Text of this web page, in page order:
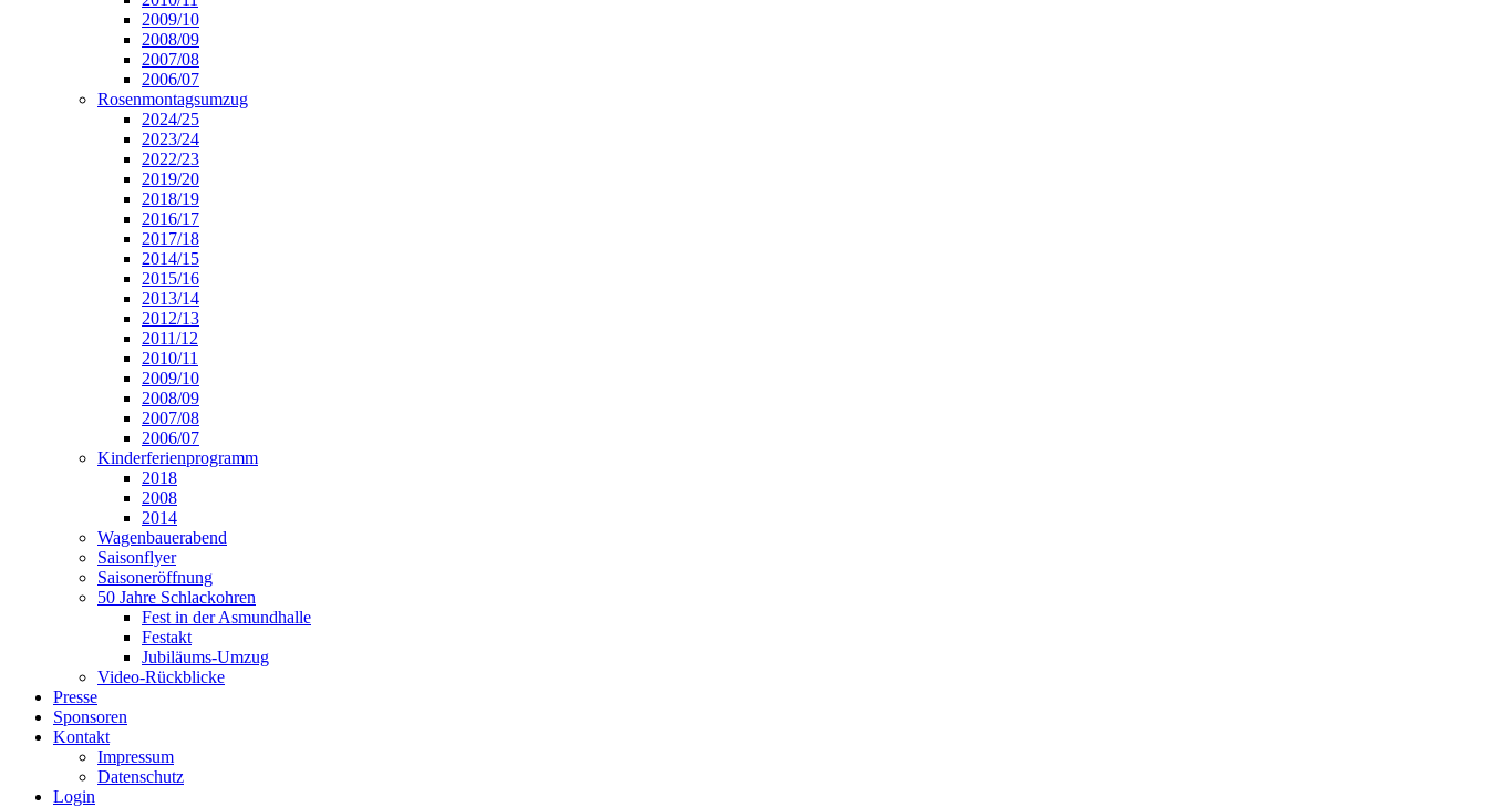
2009/10
2008/09
2007/08
2006/07
Rosenmontagsumzug
2024/25
2023/24
2022/23
2019/20
2018/19
2016/17
2017/18
2014/15
2015/16
2013/14
2012/13
2011/12
2010/11
2009/10
2008/09
2007/08
2006/07
Kinderferienprogramm
2018
2008
2014
Wagenbauerabend
Saisonflyer
Saisoneröffnung
50 Jahre Schlackohren
Fest in der Asmundhalle
Festakt
Jubiläums-Umzug
Video-Rückblicke
Presse
Sponsoren
Kontakt
Impressum
Datenschutz
Login